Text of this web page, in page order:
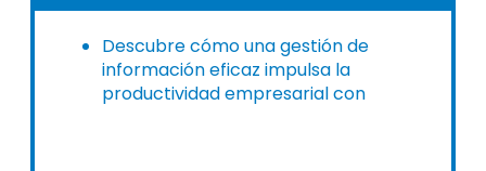
Descubre cómo una gestión de
información eficaz impulsa la
productividad empresarial con